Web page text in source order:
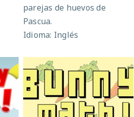
parejas de huevos de
Pascua.
Idioma: Inglés
Bunny math